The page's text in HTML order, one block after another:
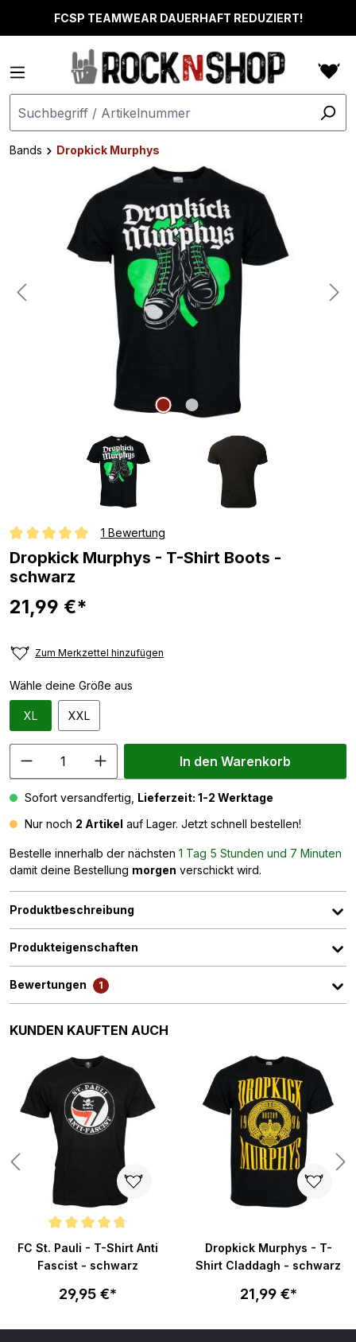
springenFCSP TEAMWEAR DAUERHAFT REDUZIERT!
Bands
Dropkick Murphys
Bildergalerie überspringen
Durchschnittliche Bewertung von 5 von 5 Sternen
1 Bewertung
Dropkick Murphys - T-Shirt Boots -
schwarz
21,99 €*
Zum Merkzettel hinzufügen
Wähle deine Größe aus
XL XXL
In den Warenkorb
Sofort versandfertig, Lieferzeit: 1-2 Werktage
Nur noch 2 Artikel auf Lager. Jetzt schnell bestellen!
Bestelle innerhalb der nächsten 1 Tag 5 Stunden und 7 Minuten
damit deine Bestellung morgen verschickt wird.
Produktbeschreibung
Produkteigenschaften
Bewertungen 1
Produktgalerie überspringen
KUNDEN KAUFTEN AUCH
Durchschnittliche Bewertung von 4.7 von 5 Sternen
FC St. Pauli - T-Shirt Anti
Fascist - schwarz
29,95 €*
Dropkick Murphys - T-
Shirt Claddagh - schwarz
21,99 €*